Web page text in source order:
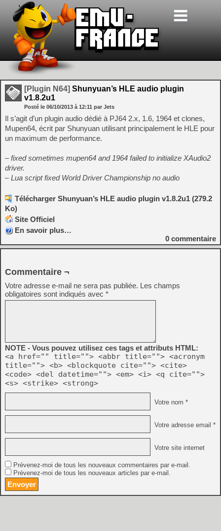
[Plugin N64] Shunyuan’s HLE audio plugin
v1.8.2u1
Posté le 06/10/2013 à 12:11 par Jets
Il s’agit d’un plugin audio dédié à PJ64 2.x, 1.6, 1964 et clones,
Mupen64, écrit par Shunyuan utilisant principalement le HLE pour
un maximum de performance.
–fixed sometimes mupen64 and 1964 failed to initialize XAudio2
driver.
– Lua script fixed World Driver Championship no audio
Télécharger Shunyuan’s HLE audio plugin v1.8.2u1 (279.2
Ko)
Site Officiel
En savoir plus…
0 commentaire
Commentaire ¬
Votre adresse e-mail ne sera pas publiée. Les champs
obligatoires sont indiqués avec *
NOTE - Vous pouvez utilisez ces tags et attributs HTML:
<a href="" title=""> <abbr title=""> <acronym
title=""> <b> <blockquote cite=""> <cite>
<code> <del datetime=""> <em> <i> <q cite="">
<s> <strike> <strong>
Votre nom *
Votre adresse email *
Votre site internet
Prévenez-moi de tous les nouveaux commentaires par e-mail.
Prévenez-moi de tous les nouveaux articles par e-mail.